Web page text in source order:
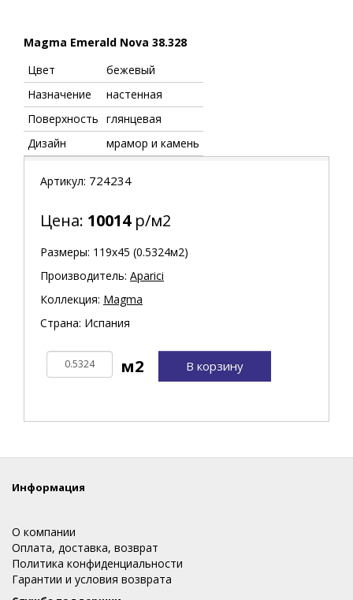
Magma Emerald Nova 38.328
Цвет
бежевый
Назначение
настенная
Поверхность глянцевая
Дизайн
мрамор и камень
Артикул: 724234
Цена: 10014р/м2
Размеры: 119х45 (0.5324м2)
Производитель: Aparici
Коллекция: Magma
Страна: Испания
В корзину
Информация
О компании
Оплата, доставка, возврат
Политика конфиденциальности
Гарантии и условия возврата